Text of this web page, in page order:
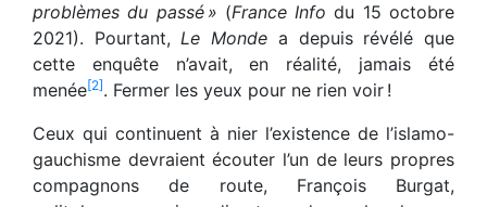
problèmes du passé » (France Info du 15 octobre
2021). Pourtant,Le Monde a depuis révélé que
cette enquête n’avait, en réalité, jamais été
menée[2]. Fermer les yeux pour ne rien voir !
Ceux qui continuent à nier l’existence de l’islamo-
gauchisme devraient écouter l’un de leurs propres
compagnons de route, François Burgat,